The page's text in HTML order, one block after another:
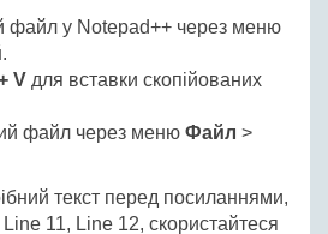
файл у Notepad++ через меню
.
V для вставки скопійованих
файл через меню Файл >
текст перед посиланнями,
11, Line 12, скористайтеся